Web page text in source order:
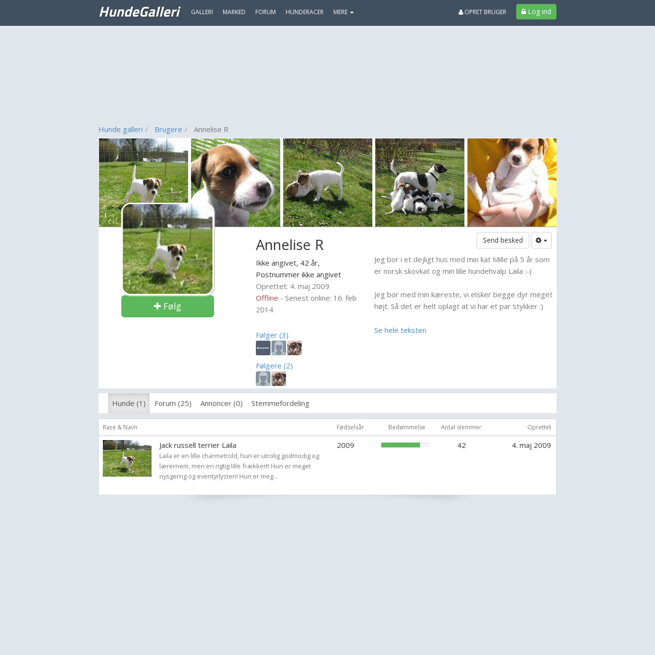
HundeGalleri GALLERI MARKED FORUM HUNDERACER MERE Log ind
OPRET BRUGER
Hunde galleri Brugere Annelise R
Følg
Annelise R
Ikke angivet, 42 år,
Postnummer ikke angivet
Oprettet: 4. maj 2009
Offline - Senest online: 16. feb
2014
Følger (3)
Følgere (2)
Send besked
Jeg bor i et dejligt hus med min kat Mille på 5 år som
er norsk skovkat og min lille hundehvalp Laila :-)
Jeg bor med min kæreste, vi elsker begge dyr meget
højt. Så det er helt oplagt at vi har et par stykker :)
Sæt denne
dyreplageri
Se hele teksten
Hunde (1) Forum (25) Annoncer (0) Stemmefordeling
Race & Navn Fødselsår Bedømmelse Antal stemmer Oprettet
Jack russell terrier Laila
Laila er en lille charmetrold, hun er utrolig godmodig og
lærernem, men en rigtig lille frækkert! Hun er meget
nysgerrig og eventyrlysten! Hun er meg...
2009 42 4. maj 2009